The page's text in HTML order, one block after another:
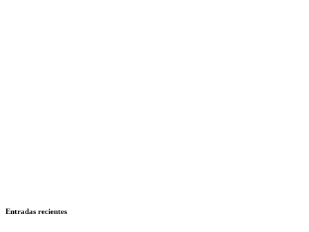
Entradas recientes